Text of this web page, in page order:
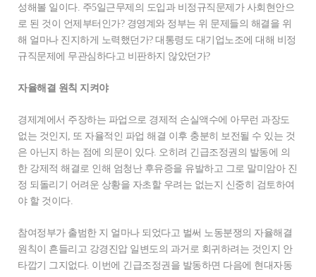
성해볼 일이다. 주5일근무제의 도입과 비정규직문제가 사회현안으
로 된 것이 언제부터인가? 경영계와 정부는 위 문제들의 해결을 위
해 얼마나 진지하게 노력했던가? 대통령도 대기업노조에 대해 비정
규직문제에 무관심하다고 비판하지 않았던가?
자율해결 원칙 지켜야
경제계에서 주장하는 파업으로 경제적 손실액수에 아무런 과장도
없는 것인지, 또 자율적인 파업 해결 이후 충분히 보전될 수 있는 것
은 아닌지 하는 점에 의문이 있다. 오히려 긴급조정권의 발동에 의
한 강제적 해결로 인해 엄청난 후유증을 유발하고 그로 말미암아 진
정 되돌리기 어려운 상황을 자초할 우려는 없는지 신중히 검토하여
야 할 것이다.
참여정부가 출범한 지 얼마나 되었다고 벌써 노동분쟁의 자율해결
원칙이 흔들리고 강경진압 일변도의 과거로 회귀하려는 것인지 안
타깝기 그지없다. 이번에 긴급조정권을 발동하면 다음에 현대자동